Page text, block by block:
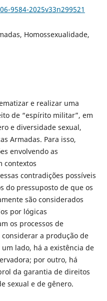
9584-2025v33n299521
Homossexualidade,
e realizar uma
de “espírito militar”, em
e diversidade sexual,
Armadas. Para isso,
envolvendo as
contextos
contradições possíveis
do pressuposto de que os
são considerados
por lógicas
os processos de
a produção de
lado, há a existência de
por outro, há
da garantia de direitos
sexual e de gênero.